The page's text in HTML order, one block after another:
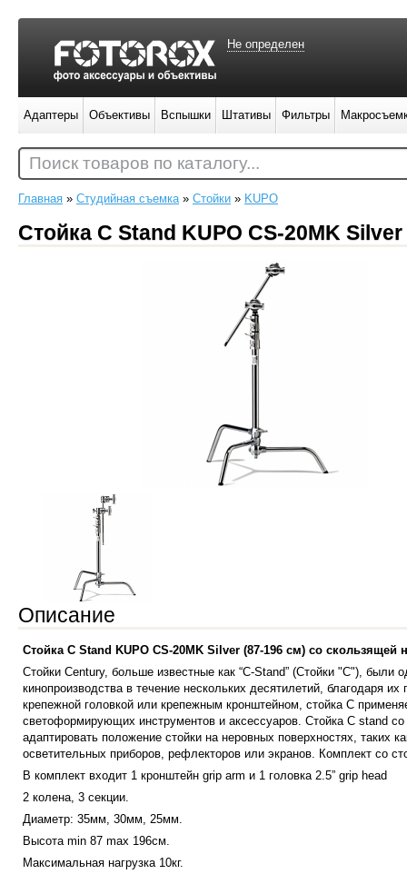
Главная » Студийная съемка» Стойки » KUPO
Стойка C Stand KUPO CS-20MK
Описание
Стойка C Stand KUPO CS-20MK Silver (87-196 см) со скользящей
Стойки Century, больше известные как “C-Stand” (Стойки "C"), были
кинопроизводства в течение нескольких десятилетий, благодаря
крепежной головкой или крепежным кронштейном, стойка C
светоформирующих инструментов и аксессуаров. Стойка C stand
адаптировать положение стойки на неровных поверхностях,
осветительных приборов, рефлекторов или экранов. Комплект со
В комплект входит 1 кронштейн grip arm и 1 головка 2.5” grip head
2 колена, 3 секции.
Диаметр: 35мм, 30мм, 25мм.
Высота min 87 max 196cм.
Максимальная нагрузка 10кг.
Не определен
Адаптеры Объективы Вспышки Штативы Фильтры
Поиск товаров по каталогу...